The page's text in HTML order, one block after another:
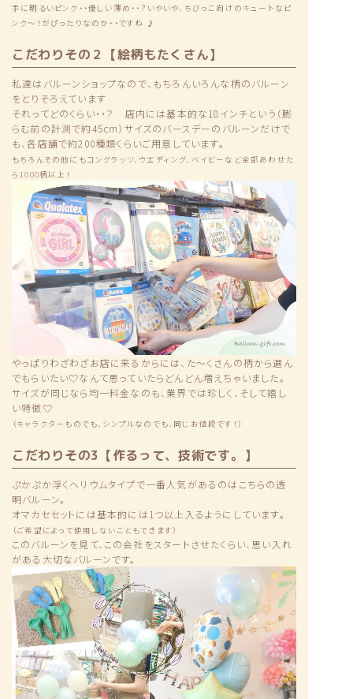
手に明るいピンク・・優しい薄め・・？いやいや、ちびっこ向けのキュートなピ
ンク〜！がぴったりなのか・・ですね ♪
こだわりその２【絵柄もたくさん】
私達はバルーンショップなので、もちろんいろんな柄のバルーン
をとりそろえています
それってどのくらい・・？ 店内には基本的な18インチという（膨
らむ前の計測で約45cm）サイズのバースデーのバルーンだけで
も、各店舗で約200種類くらいご用意しています。
もちろんその他にもコングラッツ、ウエディング、ベイビーなど全部あわせた
ら1000柄以上！
やっぱりわざわざお店に来るからには、た〜くさんの柄から選ん
でもらいたい♡なんて思っていたらどんどん増えちゃいました。
サイズが同じなら均一料金なのも、業界では珍しく、そして嬉し
い特徴♡
（キャラクターものでも、シンプルなのでも、同じお値段です！）
こだわりその3【作るって、技術です。】
ぷかぷか浮くヘリウムタイプで一番人気があるのはこちらの透
明バルーン。
オマカセセットには基本的には1つ以上入るようにしています。
（ご希望によって使用しないこともできます）
このバルーンを見て、この会社をスタートさせたくらい、思い入れ
がある大切なバルーンです。